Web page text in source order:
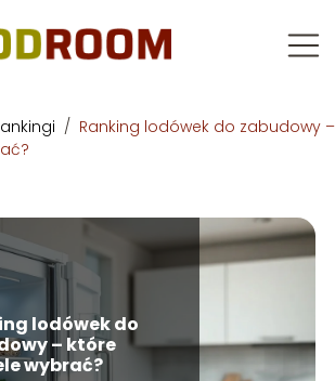
/ Ranking lodówek do zabudowy –
lodówek do
– które
wybrać?